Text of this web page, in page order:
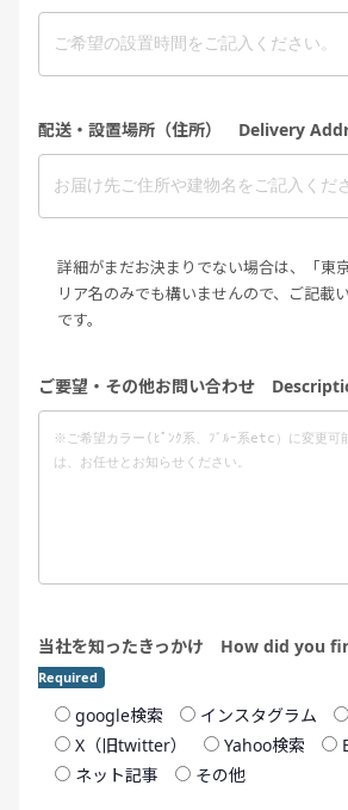
配送・設置場所（住所） Delivery
詳細がまだお決まりでない場合は、「東
リア名のみでも構いませんので、ご記載
です。
ご要望・その他お問い合わせ
当社を知ったきっかけ How did you
Required
google検索 インスタグラム
X（旧twitter）
Yahoo検索
ネット記事
その他